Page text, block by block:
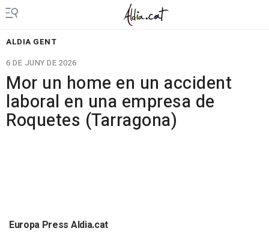
ALDIA GENT
6 DE JUNY DE 2026
Mor un home en un accident
laboral en una empresa de
Roquetes (Tarragona)
Europa Press Aldia.cat